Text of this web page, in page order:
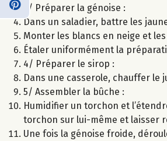
3/ Préparer la génoise :
Dans un saladier, battre les
Monter les blancs en neige et
Étaler uniformément la
4/ Préparer le sirop :
Dans une casserole, chauffer le
5/ Assembler la bûche :
Humidifier un torchon et
torchon sur lui-même et laisser
Une fois la génoise froide,